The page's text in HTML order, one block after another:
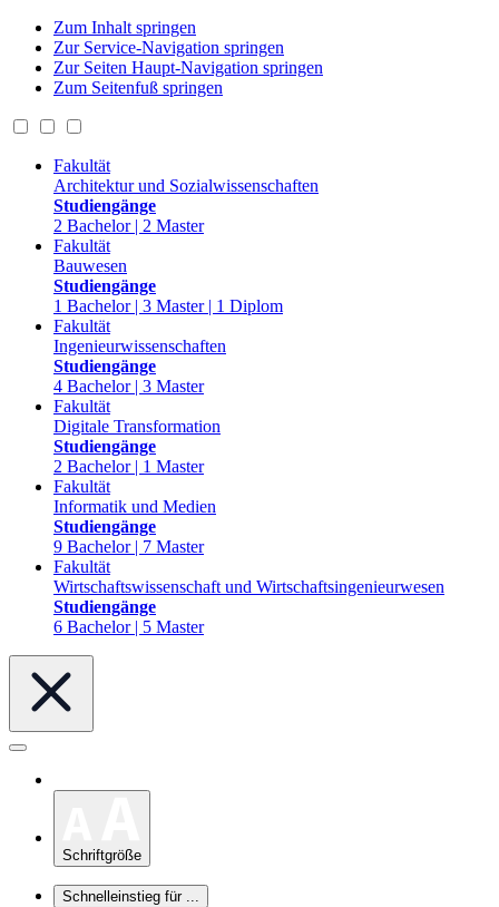
Zum Inhalt springen
Zur Service-Navigation springen
Zur Seiten Haupt-Navigation springen
Zum Seitenfuß springen
Fakultät
Architektur und Sozialwissenschaften
Studiengänge
2 Bachelor | 2 Master
Fakultät
Bauwesen
Studiengänge
1 Bachelor | 3 Master | 1 Diplom
Fakultät
Ingenieurwissenschaften
Studiengänge
4 Bachelor | 3 Master
Fakultät
Digitale Transformation
Studiengänge
2 Bachelor | 1 Master
Fakultät
Informatik und Medien
Studiengänge
9 Bachelor | 7 Master
Fakultät
Wirtschaftswissenschaft und Wirtschaftsingenieurwesen
Studiengänge
6 Bachelor | 5 Master
Schriftgröße
Schnelleinstieg für ...